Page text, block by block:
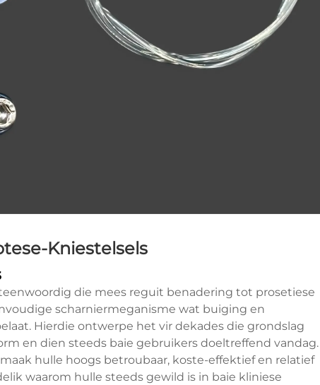
Kniestelsels
die mees reguit benadering tot prosetiese
scharniermeganisme wat buiging en
Hierdie ontwerpe het vir dekades die grondslag
en dien steeds baie gebruikers doeltreffend vandag.
hulle hoogs betroubaar, koste-effektief en relatief
waarom hulle steeds gewild is in baie kliniese